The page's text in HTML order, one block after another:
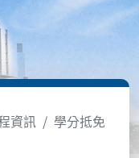
資訊 學分抵免